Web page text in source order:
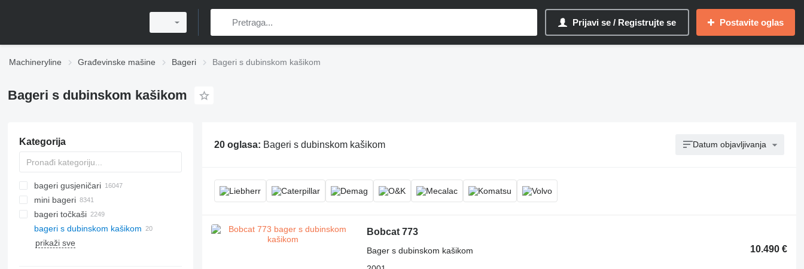
Prijavi se / Registrujte se Postavite oglas
Machineryline Građevinske mašine Bageri Bageri s dubinskom kašikom
Bageri s dubinskom kašikom
Kategorija
bageri gusjeničari
mini bageri
bageri točkaši
bageri s dubinskom kašikom
prikaži sve
20 oglasa: Bageri s dubinskom kašikom Datum objavljivanja
Bobcat 773
10.490 €
Bager s dubinskom kašikom